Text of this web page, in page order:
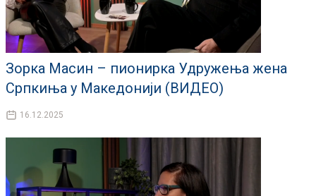
Зорка Масин – пионирка Удружења жена
Српкиња у Македонији (ВИДЕО)
16.12.2025